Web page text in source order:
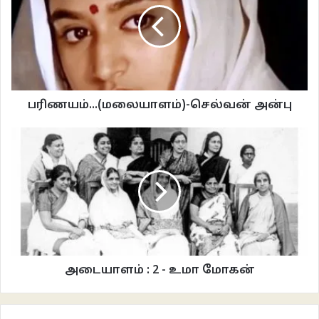
உள்ளே செல்வாள். இன்று அதற்கு வாய்ப்பில்லை என்பதே தற்போது அவள்
பதற்றத்திற்கு காரணம்.
அவள் எண்ணத்தை உறுதி செய்வது போல்,கோர்ட்டிற்குள் நுழையும்போது மணி
சரியாக பத்து முப்பதைக் காட்டியது. மணி அடிக்கும் சத்தம் கேட்டதும் நடையை
வேகப்படுத்தி இடதுபுறமாக திரும்பி குடும்பநல நீதிமன்றம் நோக்கி ஓடினாள்.
கடந்த ஒரு வருடத்தில் மாதம் இருமுறை இந்த மணி சத்தம் கேட்டு, அதற்கு
பழக்கப்பட்டிருந்தாள். முதல்முறை இங்கு வரும்போது அச்சமும், தயக்கமுமாக
வினோதமாக பார்ப்பாள்.
சரியாக 10.30 மணிக்கு மணி அடிக்கும். டவாலி குரல் கொடுக்கவும்
வழக்கறிஞர்கள் அனைவரும் எழுந்து நிற்பார்கள். பின்னறையிலிருந்து நீதிபதி
வெளியே வருவார். மேடைபோல் உயர்த்தி அமைக்கப்பட்டிருக்கும் நாற்காலியில்
அமருவார். சுகந்திக்கு இவையெல்லாம் சினிமாவில் மட்டுமே பார்த்துப் பழகிய
காட்சிகள்.
பரிணயம்...(மலையாளம்)-செல்வன் அன்பு
அடையாளம் : 2 - உமா மோகன்